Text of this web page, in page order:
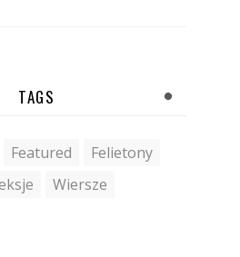
TAGS
Featured
Felietony
Wiersze